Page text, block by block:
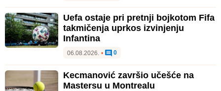
Uefa ostaje pri pretnji bojkotom Fifa
takmičenja uprkos izvinjenju
Infantina
06.08.2026. • 0
Kecmanović završio učešće na
Mastersu u Montrealu